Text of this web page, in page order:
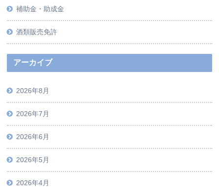
補助金・助成金
酒類販売免許
アーカイブ
2026年8月
2026年7月
2026年6月
2026年5月
2026年4月